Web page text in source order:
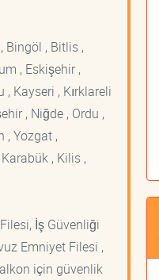
Bingöl , Bitlis ,
, Eskişehir ,
Kayseri , Kırklareli
, Niğde , Ordu ,
, Yozgat ,
, Kilis ,
İş Güvenliği
Emniyet Filesi ,
için güvenlik